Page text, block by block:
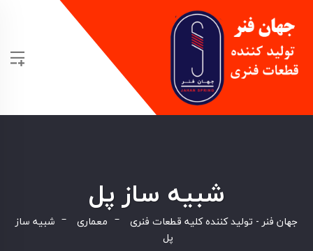
شبیه ساز پل
جهان فنر - تولید کننده کلیه قطعات فنری معماری
شبیه ساز
پل